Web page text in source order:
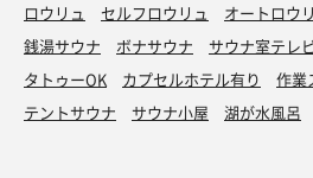
ロウリュ セルフロウリュ オートロウ
銭湯サウナ
ボナサウナ サウナ室テレ
タトゥーOK
カプセルホテル有り
作業
テントサウナ
サウナ小屋 湖が水風呂